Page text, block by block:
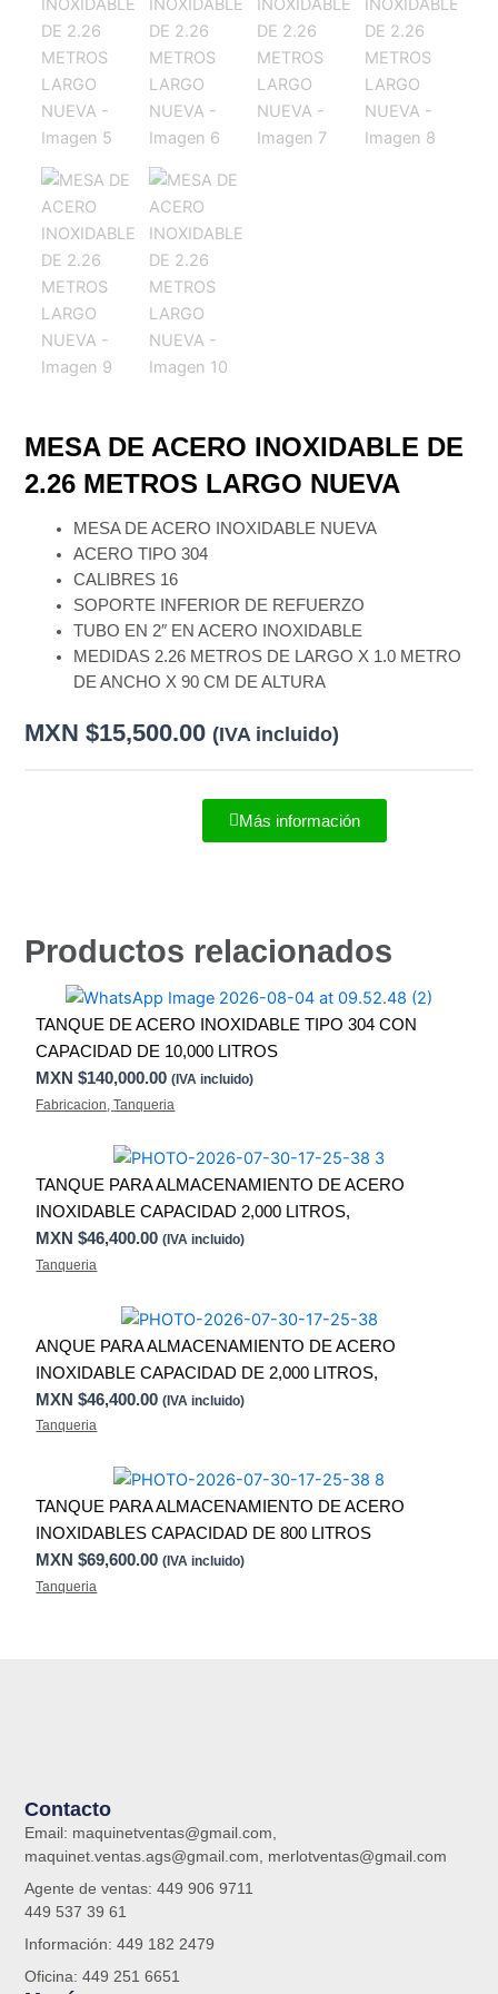
MESA DE ACERO INOXIDABLE DE
2.26 METROS LARGO NUEVA
MESA DE ACERO INOXIDABLE NUEVA
ACERO TIPO 304
CALIBRES 16
SOPORTE INFERIOR DE REFUERZO
TUBO EN 2″ EN ACERO INOXIDABLE
MEDIDAS 2.26 METROS DE LARGO X 1.0 METRO
DE ANCHO X 90 CM DE ALTURA
MXN $15,500.00 (IVA incluido)
Más información
Productos relacionados
TANQUE DE ACERO INOXIDABLE TIPO 304 CON
CAPACIDAD DE 10,000 LITROS
MXN $140,000.00 (IVA incluido)
Fabricacion ,Tanqueria
TANQUE PARA ALMACENAMIENTO DE ACERO
INOXIDABLE CAPACIDAD 2,000 LITROS,
MXN $46,400.00 (IVA incluido)
Tanqueria
ANQUE PARA ALMACENAMIENTO DE ACERO
INOXIDABLE CAPACIDAD DE 2,000 LITROS,
MXN $46,400.00 (IVA incluido)
Tanqueria
TANQUE PARA ALMACENAMIENTO DE ACERO
INOXIDABLES CAPACIDAD DE 800 LITROS
MXN $69,600.00 (IVA incluido)
Tanqueria
Contacto
Email: maquinetventas@gmail.com,
maquinet.ventas.ags@gmail.com, merlotventas@gmail.com
Agente de ventas: 449 906 9711
449 537 39 61
Información: 449 182 2479
Oficina: 449 251 6651